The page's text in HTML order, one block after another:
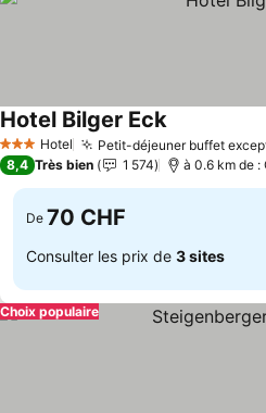
3 ÉtoilesHotel Petit-déjeuner buffet
Hotel Bilger EckConsulter
8,4 Très bien 1 574 à 0.6 km de
De 70 CHF
Consulter les prix de 3 sites
Choix populaire